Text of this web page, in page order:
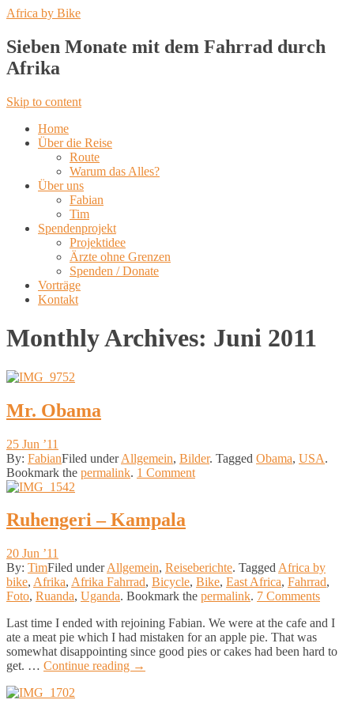
Africa by Bike
Sieben Monate mit dem Fahrrad durch
Afrika
Skip to content
Home
Über die Reise
Route
Warum das Alles?
Über uns
Fabian
Tim
Spendenprojekt
Projektidee
Ärzte ohne Grenzen
Spenden / Donate
Vorträge
Kontakt
Monthly Archives: Juni 2011
Mr. Obama
25 Jun ’11
By: FabianFiled underAllgemein, Bilder. Tagged Obama, USA.
Bookmark the permalink. 1 Comment
Ruhengeri – Kampala
20 Jun ’11
By: TimFiled underAllgemein, Reiseberichte. Tagged Africa by
bike, Afrika, Afrika Fahrrad, Bicycle, Bike, East Africa, Fahrrad,
Foto, Ruanda, Uganda. Bookmark the permalink. 7 Comments
Last time I ended with rejoining Fabian. We were at the cafe and I
ate a meat pie which I had mistaken for an apple pie. That was
somewhat disappointing since good pies or cakes had been hard to
get. … Continue reading →